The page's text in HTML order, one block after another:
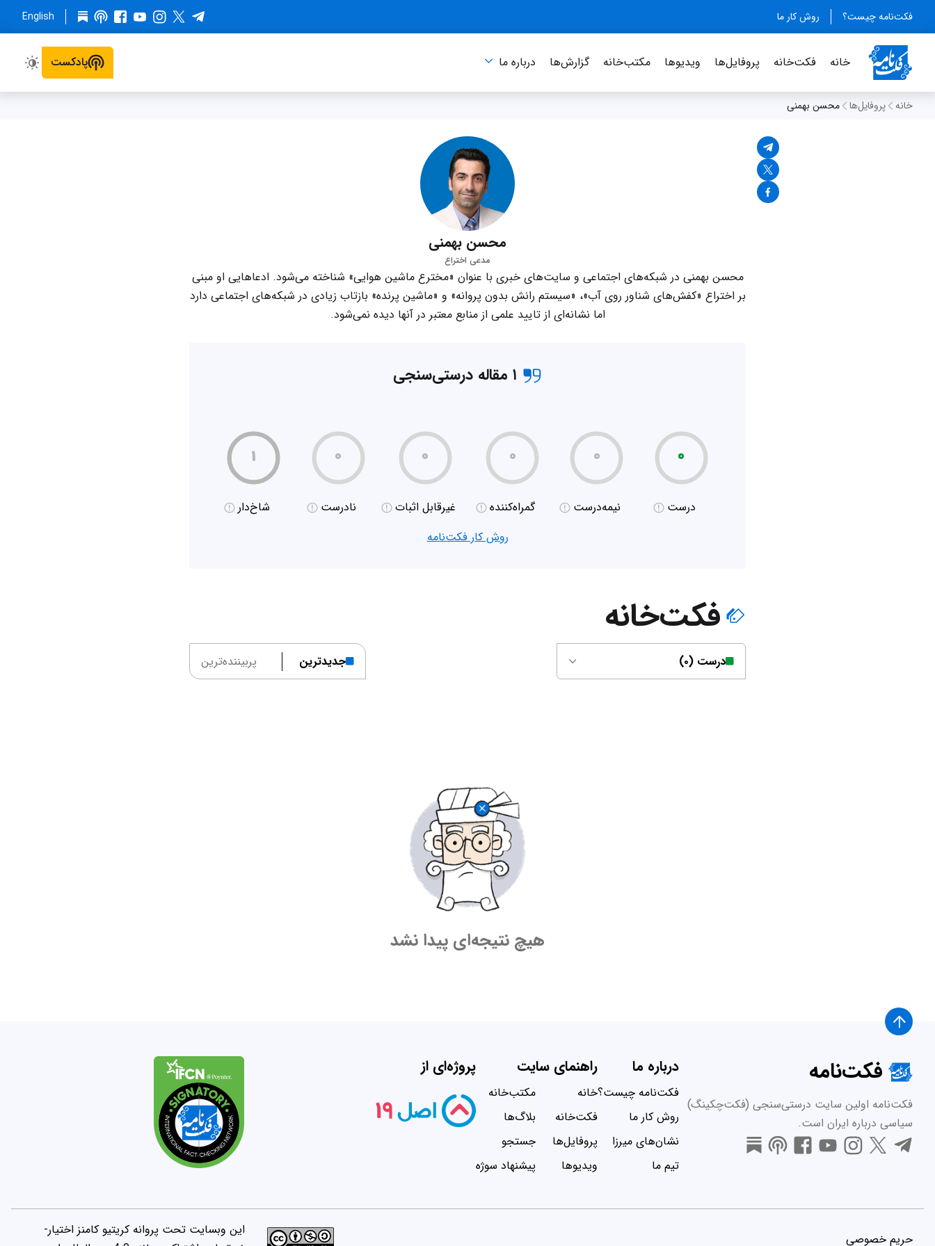
فکت‌نامه چیست؟ روش کار ما English
خانه فکت‌خانه پروفایل‌ها ویدیو‌ها مکتب‌خانه گزارش‌ها درباره‌ ما پادکست
خانه پروفایل‌ها محسن بهمنی
محسن بهمنی
مدعی اختراع
محسن بهمنی در شبکه‌های اجتماعی و سایت‌های خبری با عنوان «مخترع ماشین هوایی» شناخته می‌شود. ادعاهایی او مبنی
بر اختراع «کفش‌های شناور روی آب»، «سیستم رانش بدون پروانه» و «ماشین پرنده» بازتاب زیادی در شبکه‌های اجتماعی دارد
اما نشانه‌ای از تایید علمی از منابع معتبر در آنها دیده نمی‌شود.
۱ مقاله درستی‌سنجی
۰
درست
۰
نیمه‌درست
۰
گمراه‌کننده
۰
غیر‌قابل اثبات
۰
نادرست
۱
شاخ‌دار
روش کار فکت‌نامه
فکت‌خانه
درست (۰) جدیدترین پربیننده‌ترین
هیچ نتیجه‌ای پیدا نشد
فکت‌نامه
فکت‌نامه اولین سایت درستی‌سنجی (فکت‌چکینگ)
سیاسی درباره ایران است.
درباره ما
فکت‌نامه چیست؟
روش کار ما
نشان‌های میرزا
تیم ما
راهنمای سایت
خانه
فکت‌خانه
پروفایل‌ها
ویدیو‌ها
مکتب‌خانه
بلاگ‌ها
جستجو
پیشنهاد سوژه
پروژه‌ای از
حریم خصوصی
این وبسایت تحت پروانه کریتیو کامنز اختیار-